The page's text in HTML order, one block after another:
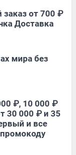
от 700 ₽
Доставка
мира без
₽, 10 000 ₽
30 000 ₽ и 35
и все